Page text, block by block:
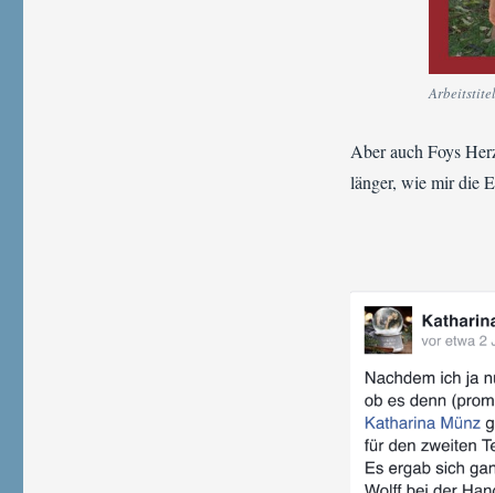
Aber auch Foys
länger, wie mir die